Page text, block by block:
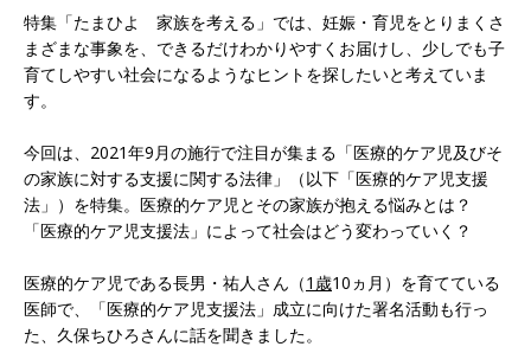
特集「たまひよ 家族を考える」では、妊娠・育児をとりまくさ
まざまな事象を、できるだけわかりやすくお届けし、少しでも子
育てしやすい社会になるようなヒントを探したいと考えていま
す。
今回は、2021年9月の施行で注目が集まる「医療的ケア児及びそ
の家族に対する支援に関する法律」（以下「医療的ケア児支援
法」）を特集。医療的ケア児とその家族が抱える悩みとは？
「医療的ケア児支援法」によって社会はどう変わっていく？
医療的ケア児である長男・祐人さん（1歳10ヵ月）を育てている
医師で、「医療的ケア児支援法」成立に向けた署名活動も行っ
た、久保ちひろさんに話を聞きました。